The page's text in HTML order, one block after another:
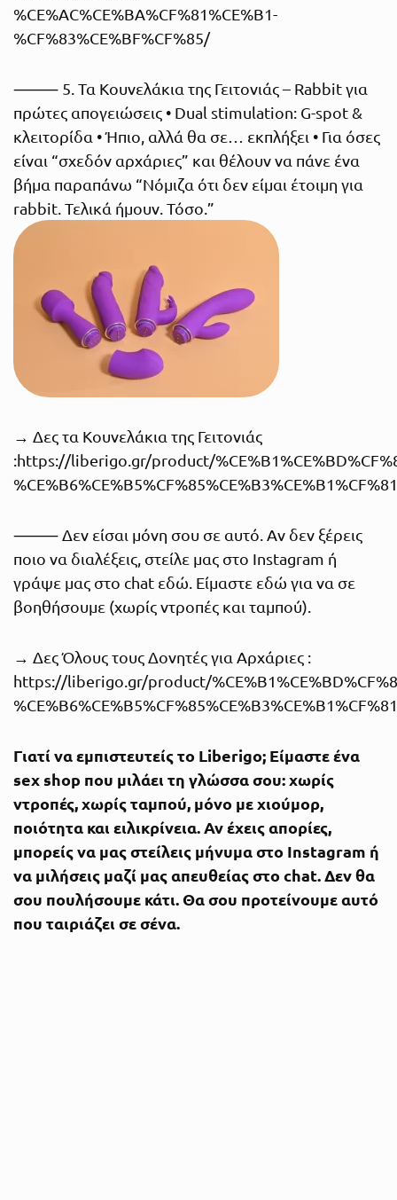
%CE%AC%CE%BA%CF%81%CE%B1-
%CF%83%CE%BF%CF%85/
⸻ 5. Τα Κουνελάκια της Γειτονιάς – Rabbit για
πρώτες απογειώσεις • Dual stimulation: G-spot &
κλειτορίδα • Ήπιο, αλλά θα σε… εκπλήξει • Για όσες
είναι “σχεδόν αρχάριες” και θέλουν να πάνε ένα
βήμα παραπάνω “Νόμιζα ότι δεν είμαι έτοιμη για
rabbit. Τελικά ήμουν. Τόσο.”
→ Δες τα Κουνελάκια της Γειτονιάς
:https://liberigo.gr/product/
⸻ Δεν είσαι μόνη σου σε αυτό. Αν δεν ξέρεις
ποιο να διαλέξεις, στείλε μας στο Instagram ή
γράψε μας στο chat εδώ. Είμαστε εδώ για να σε
βοηθήσουμε (χωρίς ντροπές και ταμπού).
→ Δες Όλους τους Δονητές για Αρχάριες :
https://liberigo.gr/product/
Γιατί να εμπιστευτείς το Liberigo; Είμαστε ένα
sex shop που μιλάει τη γλώσσα σου: χωρίς
ντροπές, χωρίς ταμπού, μόνο με χιούμορ,
ποιότητα και ειλικρίνεια. Αν έχεις απορίες,
μπορείς να μας στείλεις μήνυμα στο Instagram ή
να μιλήσεις μαζί μας απευθείας στο chat. Δεν θα
σου πουλήσουμε κάτι. Θα σου προτείνουμε αυτό
που ταιριάζει σε σένα.